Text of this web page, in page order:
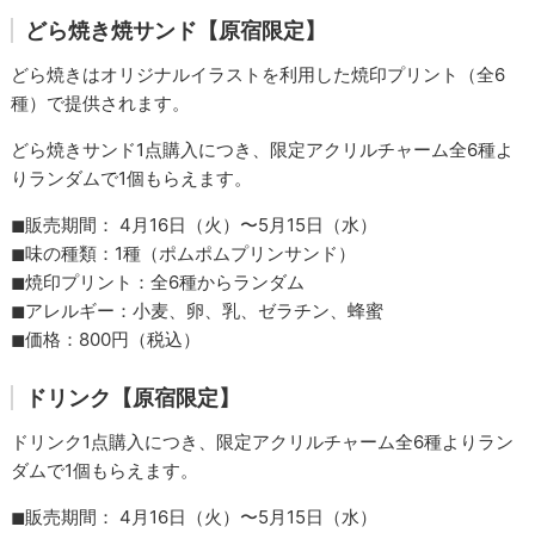
どら焼き焼サンド【原宿限定】
どら焼きはオリジナルイラストを利用した焼印プリント（全6
種）で提供されます。
どら焼きサンド1点購入につき、限定アクリルチャーム全6種よ
りランダムで1個もらえます。
◼︎販売期間： 4月16日（火）〜5月15日（水）
◼︎味の種類：1種（ポムポムプリンサンド）
◼︎焼印プリント：全6種からランダム
◼︎アレルギー：小麦、卵、乳、ゼラチン、蜂蜜
◼︎価格：800円（税込）
ドリンク【原宿限定】
ドリンク1点購入につき、限定アクリルチャーム全6種よりラン
ダムで1個もらえます。
◼︎販売期間： 4月16日（火）〜5月15日（水）